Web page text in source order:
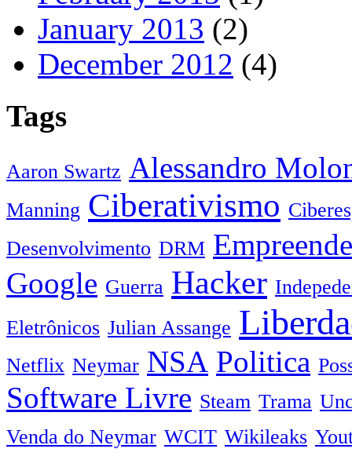
January 2013 (2)
December 2012 (4)
Tags
Aaron Swartz Alessandro
Manning Ciberativismo
Desenvolvimento DRM
Google Guerra Hacker
Eletrônicos Julian Assange
Netflix Neymar NSA Politica
Software Livre Steam Trama
Venda do Neymar WCIT Wikileaks